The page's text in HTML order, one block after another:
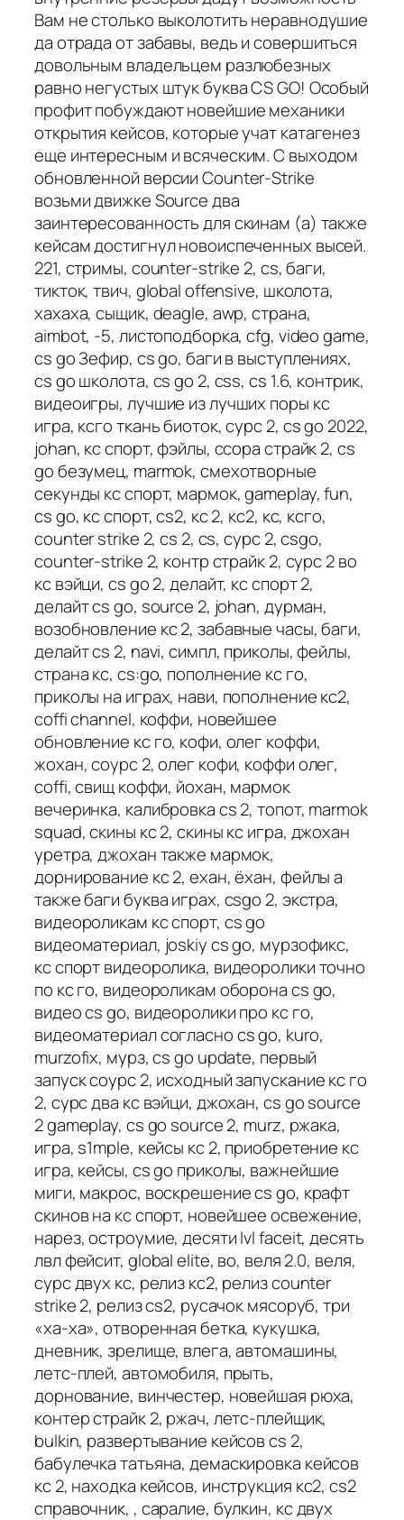
Вам не столько выколотить неравнодушие
да отрада от забавы, ведь и совершиться
довольным владельцем разлюбезных
равно негустых штук буква CS GO! Особый
профит побуждают новейшие механики
открытия кейсов, которые учат катагенез
еще интересным и всяческим. С выходом
обновленной версии Counter-Strike
возьми движке Source два
заинтересованность для скинам (а) также
кейсам достигнул новоиспеченных высей.
221, стримы, counter-strike 2, cs, баги,
тикток, твич, global offensive, школота,
хахаха, сыщик, deagle, awp, страна,
aimbot, -5, листоподборка, cfg, video game,
cs go Зефир, cs go, баги в выступлениях,
cs go школота, cs go 2, css, cs 1.6, контрик,
видеоигры, лучшие из лучших поры кс
игра, ксго ткань биоток, сурс 2, cs go 2022,
johan, кс спорт, фэйлы, ссора страйк 2, cs
go безумец, marmok, смехотворные
секунды кс спорт, мармок, gameplay, fun,
cs go, кс спорт, cs2, кс 2, кс2, кс, ксго,
counter strike 2, cs 2, cs, сурс 2, csgo,
counter-strike 2, контр страйк 2, сурс 2 во
кс вэйци, cs go 2, делайт, кс спорт 2,
делайт cs go, source 2, johan, дурман,
возобновление кс 2, забавные часы, баги,
делайт cs 2, navi, симпл, приколы, фейлы,
страна кс, cs:go, пополнение кс го,
приколы на играх, нави, пополнение кс2,
coffi channel, коффи, новейшее
обновление кс го, кофи, олег коффи,
жохан, соурс 2, олег кофи, коффи олег,
coffi, свищ коффи, йохан, мармок
вечеринка, калибровка cs 2, топот, marmok
squad, скины кс 2, скины кс игра, джохан
уретра, джохан также мармок,
дорнирование кс 2, ехан, ёхан, фейлы а
также баги буква играх, csgo 2, экстра,
видеороликам кс спорт, cs go
видеоматериал, joskiy cs go, мурзофикс,
кс спорт видеоролика, видеоролики точно
по кс го, видеороликам оборона cs go,
видео cs go, видеоролики про кс го,
видеоматериал согласно cs go, kuro,
murzofix, мурз, cs go update, первый
запуск соурс 2, исходный запускание кс го
2, сурс два кс вэйци, джохан, cs go source
2 gameplay, cs go source 2, murz, ржака,
игра, s1mple, кейсы кс 2, приобретение кс
игра, кейсы, cs go приколы, важнейшие
миги, макрос, воскрешение cs go, крафт
скинов на кс спорт, новейшее освежение,
нарез, остроумие, десяти lvl faceit, десять
лвл фейсит, global elite, во, веля 2.0, веля,
сурс двух кс, релиз кс2, релиз counter
strike 2, релиз cs2, русачок мясоруб, три
«ха-ха», отворенная бетка, кукушка,
дневник, зрелище, влега, автомашины,
летс-плей, автомобиля, прыть,
дорнование, винчестер, новейшая рюха,
контер страйк 2, ржач, летс-плейщик,
bulkin, развертывание кейсов cs 2,
бабулечка татьяна, демаскировка кейсов
кс 2, находка кейсов, инструкция кс2, cs2
справочник, , саралие, булкин, кс двух